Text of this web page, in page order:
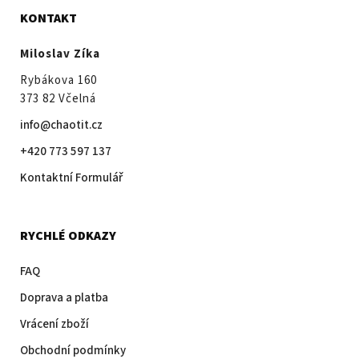
KONTAKT
Miloslav Zíka
Rybákova 160
373 82 Včelná
info@chaotit.cz
+420 773 597 137
Kontaktní Formulář
RYCHLÉ ODKAZY
FAQ
Doprava a platba
Vrácení zboží
Obchodní podmínky